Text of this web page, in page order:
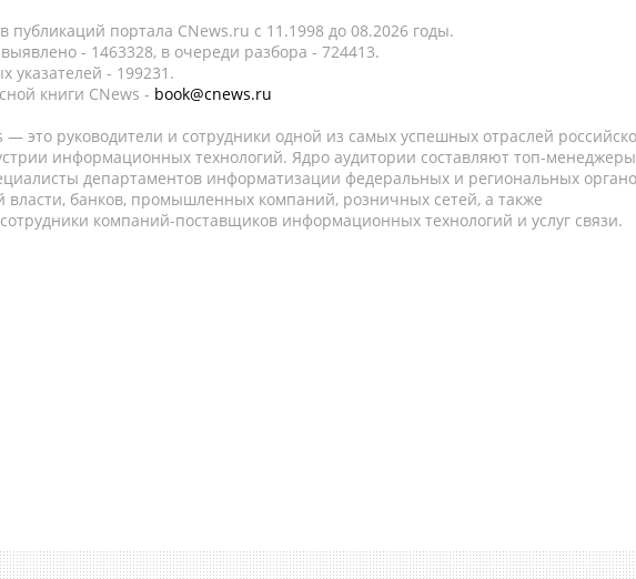
публикаций портала CNews.ru c 11.1998 до 08.2026 годы.
- 1463328, в очереди разбора - 724413.
указателей - 199231.
книги CNews - book@cnews.ru
— это руководители и сотрудники одной из самых успешных отраслей
информационных технологий. Ядро аудитории составляют топ-
департаментов информатизации федеральных и региональных
власти, банков, промышленных компаний, розничных сетей, а также
компаний-поставщиков информационных технологий и услуг связи.